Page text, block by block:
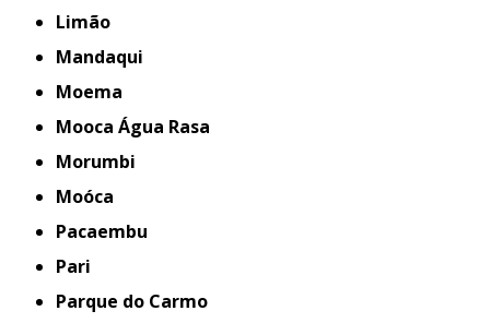
Limão
Mandaqui
Moema
Mooca Água Rasa
Morumbi
Moóca
Pacaembu
Pari
Parque do Carmo